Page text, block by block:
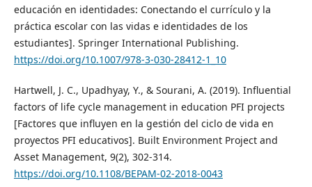
educación en identidades: Conectando el currículo y la
práctica escolar con las vidas e identidades de los
estudiantes]. Springer International Publishing.
https://doi.org/10.1007/978-3-030-28412-1_10
Hartwell, J. C., Upadhyay, Y., & Sourani, A. (2019). Influential
factors of life cycle management in education PFI projects
[Factores que influyen en la gestión del ciclo de vida en
proyectos PFI educativos]. Built Environment Project and
Asset Management, 9(2), 302-314.
https://doi.org/10.1108/BEPAM-02-2018-0043